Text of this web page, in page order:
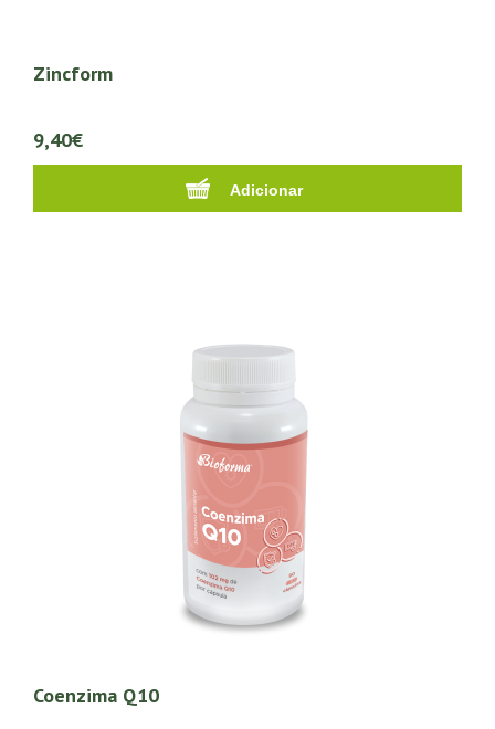
Zincform
9,40€
Coenzima Q10